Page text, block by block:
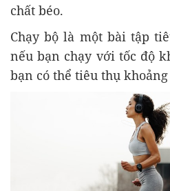
chất béo.
Chạy bộ là một bài tập
nếu bạn chạy với tốc độ
bạn có thể tiêu thụ